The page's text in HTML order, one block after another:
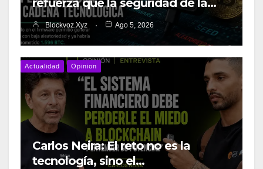
refuerza que la seguridad de la…
Blockvoz.xyz Ago 5, 2026
Actualidad Opinion
Carlos Neira: El reto no es la
tecnología, sino el…